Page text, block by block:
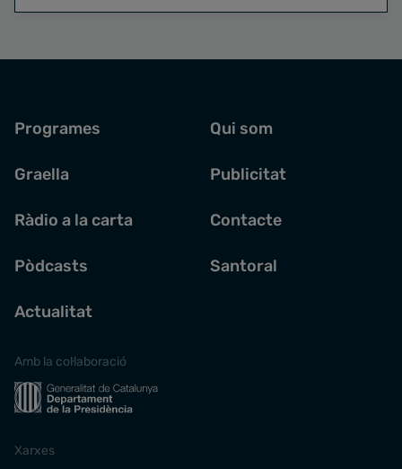
Programes
Graella
Ràdio a la carta
Pòdcasts
Actualitat
Qui som
Publicitat
Contacte
Santoral
Amb la col·laboració
Xarxes